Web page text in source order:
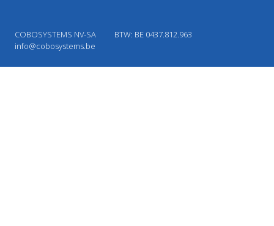
COBOSYSTEMS NV-SA
BTW: BE 0437.812.963
info@cobosystems.be